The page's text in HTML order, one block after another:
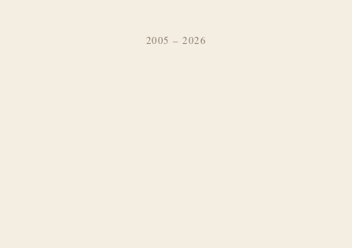
2005 – 2026